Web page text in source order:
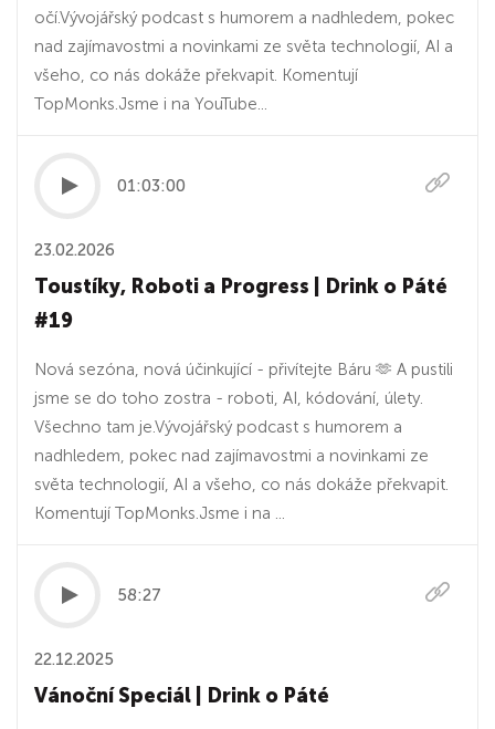
očí.Vývojářský podcast s humorem a nadhledem, pokec
nad zajímavostmi a novinkami ze světa technologií, AI a
všeho, co nás dokáže překvapit. Komentují
TopMonks.Jsme i na ⁠⁠⁠⁠⁠⁠⁠⁠⁠⁠YouTube⁠⁠⁠⁠⁠⁠⁠⁠⁠⁠⁠...
01:03:00
23.02.2026
Toustíky, Roboti a Progress | Drink o Páté
#19
Nová sezóna, nová účinkující - přivítejte Báru 🫶 A pustili
jsme se do toho zostra - roboti, AI, kódování, úlety.
Všechno tam je.Vývojářský podcast s humorem a
nadhledem, pokec nad zajímavostmi a novinkami ze
světa technologií, AI a všeho, co nás dokáže překvapit.
Komentují TopMonks.Jsme i na ⁠⁠⁠⁠⁠⁠⁠...
58:27
22.12.2025
Vánoční Speciál | Drink o Páté